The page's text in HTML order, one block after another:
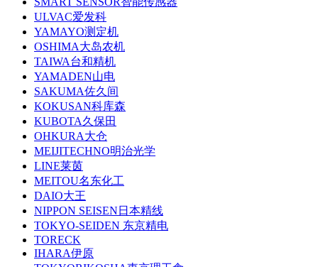
ULVAC爱发科
YAMAYO测定机
OSHIMA大岛农机
TAIWA台和精机
YAMADEN山电
SAKUMA佐久间
KOKUSAN科库森
KUBOTA久保田
OHKURA大仓
MEIJITECHNO明治光学
LINE莱茵
MEITOU名东化工
DAIO大王
NIPPON SEISEN日本精线
TOKYO-SEIDEN 东京精电
TORECK
IHARA伊原